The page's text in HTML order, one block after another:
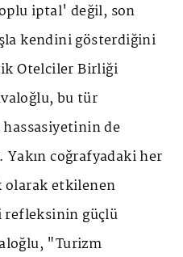
iptal' değil, son
kendini gösterdiğini
Otelciler Birliği
bu tür
de
coğrafyadaki her
olarak etkilenen
güçlü
"Turizm